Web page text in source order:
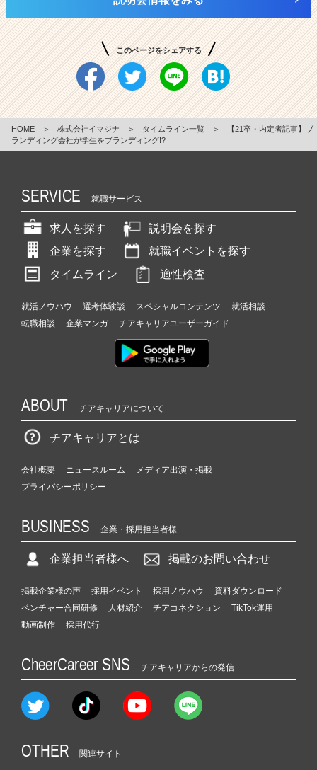
このページをシェアする
HOME ＞ 株式会社イマジナ ＞ タイムライン一覧 ＞
【21卒・内定者記事】ブ
ランディング会社が学生をブランディング!?
SERVICE 就職サービス
求人を探す
説明会を探す
企業を探す
就職イベントを探す
タイムライン
適性検査
就活ノウハウ 選考体験談 スペシャルコンテンツ
就活相談
転職相談
企業マンガ チアキャリアユーザーガイド
ABOUT チアキャリアについて
チアキャリアとは
会社概要 ニュースルーム
メディア出演・掲載
プライバシーポリシー
BUSINESS 企業・採用担当者様
企業担当者様へ 掲載のお問い合わせ
掲載企業様の声 採用イベント 採用ノウハウ
資料ダウンロード
ベンチャー合同研修
人材紹介 チアコネクション
TikTok運用
動画制作
採用代行
CheerCareer SNS チアキャリアからの発信
OTHER 関連サイト